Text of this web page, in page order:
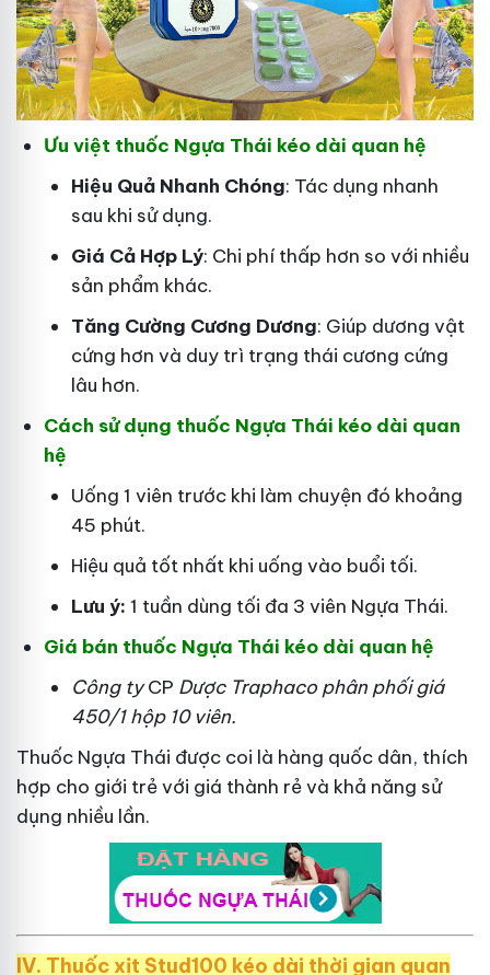
Ưu việt thuốc Ngựa Thái kéo dài quan hệ
Hiệu Quả Nhanh Chóng: Tác dụng nhanh
sau khi sử dụng.
Giá Cả Hợp Lý: Chi phí thấp hơn so với nhiều
sản phẩm khác.
Tăng Cường Cương Dương: Giúp dương vật
cứng hơn và duy trì trạng thái cương cứng
lâu hơn.
Cách sử dụng thuốc Ngựa Thái kéo dài quan
hệ
Uống 1 viên trước khi làm chuyện đó khoảng
45 phút.
Hiệu quả tốt nhất khi uống vào buổi tối.
Lưu ý: 1 tuần dùng tối đa 3 viên Ngựa Thái.
Giá bán thuốc Ngựa Thái kéo dài quan hệ
Công tyCP Dược Traphacophân phối giá
450/1 hộp 10 viên.
Thuốc Ngựa Thái được coi là hàng quốc dân, thích
hợp cho giới trẻ với giá thành rẻ và khả năng sử
dụng nhiều lần.
IV. Thuốc xịt Stud100 kéo dài thời gian quan